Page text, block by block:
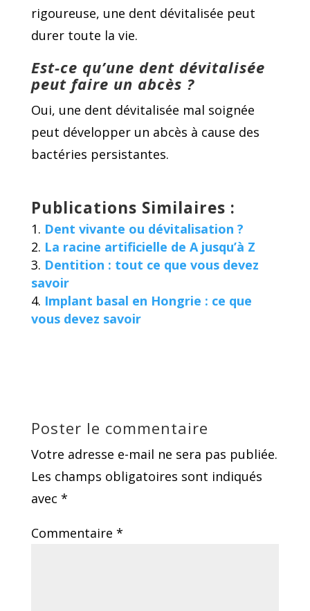
rigoureuse, une dent dévitalisée peut
durer toute la vie.
Est-ce qu’une dent dévitalisée
peut faire un abcès ?
Oui, une dent dévitalisée mal soignée
peut développer un abcès à cause des
bactéries persistantes.
Publications Similaires :
Dent vivante ou dévitalisation ?
La racine artificielle de A jusqu’à Z
Dentition : tout ce que vous devez
savoir
Implant basal en Hongrie : ce que
vous devez savoir
Poster le commentaire
Votre adresse e-mail ne sera pas publiée.
Les champs obligatoires sont indiqués
avec *
Commentaire *